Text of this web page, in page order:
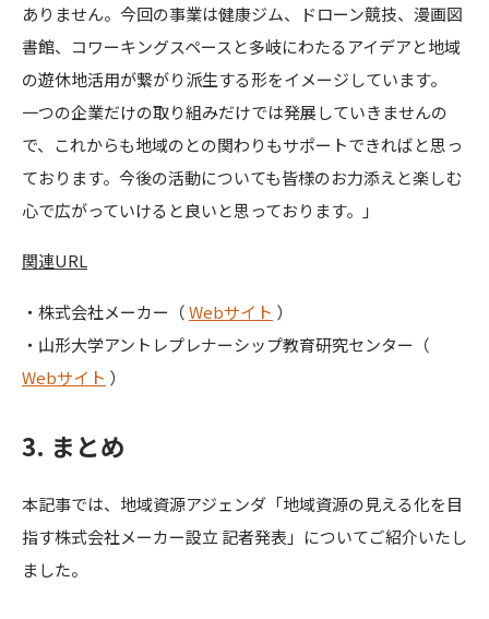
ありません。今回の事業は健康ジム、ドローン競技、漫画図
書館、コワーキングスペースと多岐にわたるアイデアと地域
の遊休地活用が繋がり派生する形をイメージしています。
一つの企業だけの取り組みだけでは発展していきませんの
で、これからも地域のとの関わりもサポートできればと思っ
ております。今後の活動についても皆様のお力添えと楽しむ
心で広がっていけると良いと思っております。」
関連URL
・株式会社メーカー（Webサイト ）
・山形大学アントレプレナーシップ教育研究センター（
Webサイ ト ）
3. まとめ
本記事では、地域資源アジェンダ「地域資源の見える化を目
指す株式会社メーカー設立 記者発表」についてご紹介いたし
ました。